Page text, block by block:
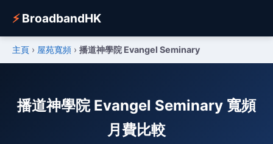
⚡BroadbandHK
主頁 › 屋苑寬頻 › 播道神學院 Evangel Seminary
播道神學院 Evangel Seminary 寬頻
月費比較